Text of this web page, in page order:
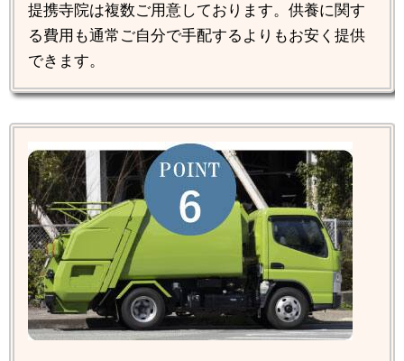
提携寺院は複数ご用意しております。供養に関す
る費用も通常ご自分で手配するよりもお安く提供
できます。